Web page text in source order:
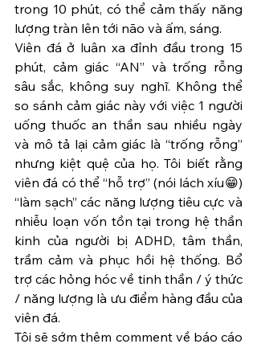
trong 10 phút, có thể cảm thấy năng
lượng tràn lên tới não và ấm, sáng.
Viên đá ở luân xa đỉnh đầu trong 15
phút, cảm giác “AN” và trống rỗng
sâu sắc, không suy nghĩ. Không thể
so sánh cảm giác này với việc 1 người
uống thuốc an thần sau nhiều ngày
và mô tả lại cảm giác là “trống rỗng”
nhưng kiệt quệ của họ. Tôi biết rằng
viên đá có thể “hỗ trợ” (nói lách xíu😁)
“làm sạch” các năng lượng tiêu cực và
nhiễu loạn vốn tồn tại trong hệ thần
kinh của người bị ADHD, tâm thần,
trầm cảm và phục hồi hệ thống. Bổ
trợ các hỏng hóc về tinh thần / ý thức
/ năng lượng là ưu điểm hàng đầu của
viên đá.
Tôi sẽ sớm thêm comment về báo cáo